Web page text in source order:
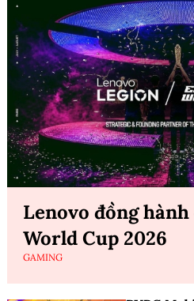
Lenovo đồng
World Cup 2026
GAMING